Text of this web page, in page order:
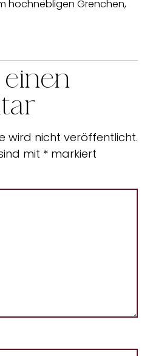
hochnebligen Grenchen,
wird nicht veröffentlicht.
mit * markiert